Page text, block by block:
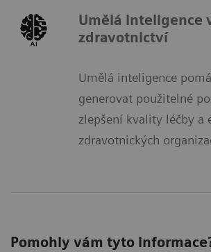
Umělá inteligence
zdravotnictví
Umělá inteligence
generovat použitelné
zlepšení kvality léčby a
zdravotnických
Pomohly vám tyto